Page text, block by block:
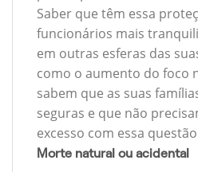
Saber que têm essa
funcionários mais
em outras esferas das
como o aumento do foco
sabem que as suas
seguras e que não
excesso com essa
Morte natural ou acidental